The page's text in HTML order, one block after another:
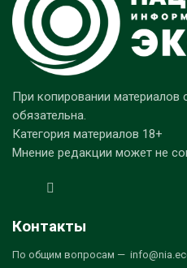
При копировании материалов
обязательна.
Категория материалов 18+
Мнение редакции может не
Контакты
По общим вопросам —